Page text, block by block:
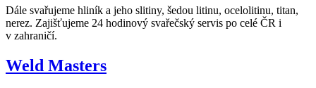
Dále svařujeme hliník a jeho slitiny, šedou litinu, ocelolitinu, titan,
nerez. Zajišťujeme 24 hodinový svařečský servis po celé ČR i
v zahraničí.
Weld Masters